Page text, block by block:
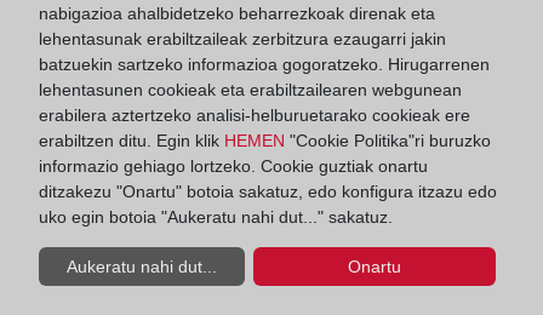
Helbidea:
Av. Martin Alonso Pinzon, 15, 21003
Horario:
Agosto: De lunes a viernes de 09:00 a 14:00 horas
nabigazioa ahalbidetzeko beharrezkoak direnak eta
lehentasunak erabiltzaileak zerbitzura ezaugarri jakin
batzuekin sartzeko informazioa gogoratzeko. Hirugarrenen
lehentasunen cookieak eta erabiltzailearen webgunean
erabilera aztertzeko analisi-helburuetarako cookieak ere
erabiltzen ditu. Egin klik HEMEN "Cookie Politika"ri buruzko
informazio gehiago lortzeko. Cookie guztiak onartu
ditzakezu "Onartu" botoia sakatuz, edo konfigura itzazu edo
uko egin botoia "Aukeratu nahi dut..." sakatuz.
Aukeratu nahi dut... Onartu